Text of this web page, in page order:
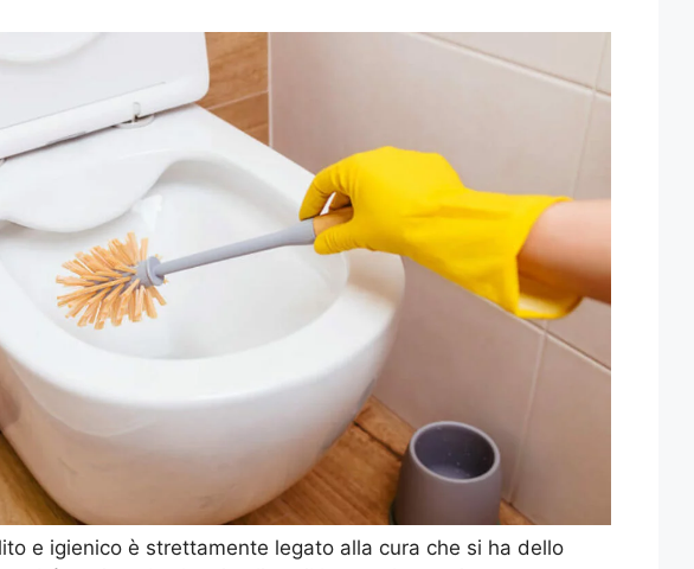
e igienico è strettamente legato alla cura che si ha dello